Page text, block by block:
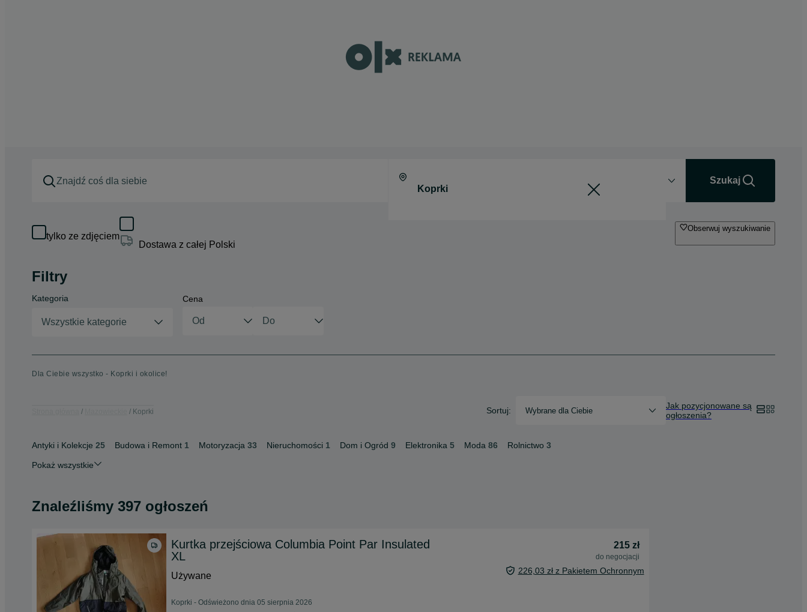
Szukaj
tylko ze zdjęciem
Dostawa z całej Polski
Obserwuj wyszukiwanie
Filtry
Kategoria
Wszystkie kategorie
Cena
Dla Ciebie wszystko - Koprki i okolice!
Koprki Sortuj: Wybrane dla Ciebie
Jak pozycjonowane są
ogłoszenia?
Antyki i Kolekcje 25 Budowa i Remont 1 Motoryzacja 33 Nieruchomości 1 Dom i Ogród 9 Elektronika 5 Moda 86 Rolnictwo 3
Pokaż wszystkie
Znaleźliśmy 397 ogłoszeń
Kurtka przejściowa Columbia Point Par Insulated
XL
215 zł
do negocjacji
Używane 226,03 zł z Pakietem Ochronnym
Koprki - Odświeżono dnia 05 sierpnia 2026